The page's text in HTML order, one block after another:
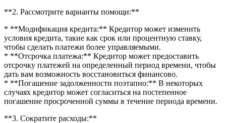
**2. Рассмотрите варианты помощи:**
* **Модификация кредита:** Кредитор может изменить
условия кредита, такие как срок или процентную ставку,
чтобы сделать платежи более управляемыми.
* **Отсрочка платежа:** Кредитор может предоставить
отсрочку платежей на определенный период времени, чтобы
дать вам возможность восстановиться финансово.
* **Погашение задолженности поэтапно:** В некоторых
случаях кредитор может согласиться на постепенное
погашение просроченной суммы в течение периода времени.
**3. Сократите расходы:**